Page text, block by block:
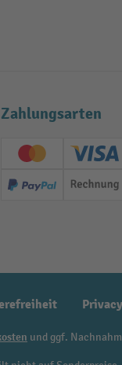
Zahlungsarten
Creditcard
PayPal
und ggf.